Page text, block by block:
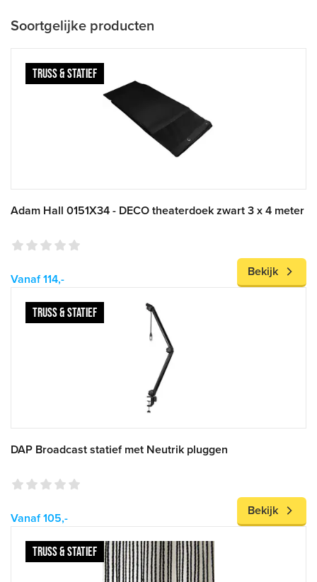
Soortgelijke producten
TRUSS & STATIEF
Adam Hall 0151X34 - DECO theaterdoek zwart 3 x 4 meter
Vanaf 114,-
Bekijk
TRUSS & STATIEF
DAP Broadcast statief met Neutrik pluggen
Vanaf 105,-
Bekijk
TRUSS & STATIEF